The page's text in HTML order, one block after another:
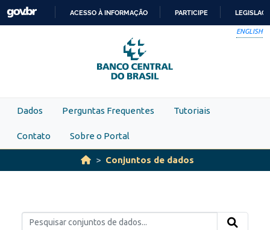
Skip to main content
PARA
O
CONTEÚDO
ACESSO À INFORMAÇÃO PARTICIPE
ENGLISH
Dados Perguntas Frequentes Tutoriais
Contato Sobre o Portal
Conjuntos de dados